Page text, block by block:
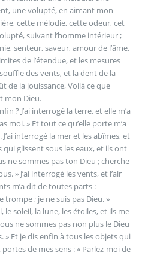
une volupté, en aimant mon
cette mélodie, cette odeur, cet
suivant l’homme intérieur ;
senteur, saveur, amour de l’âme,
de l’étendue, et les mesures
des vents, et la dent de la
de la jouissance, Voilà ce que
mon Dieu.
? J’ai interrogé la terre, et elle m’a
moi. » Et tout ce qu’elle porte m’a
interrogé la mer et les abîmes, et
qui glissent sous les eaux, et ils ont
ne sommes pas ton Dieu ; cherche
» J’ai interrogé les vents, et l’air
m’a dit de toutes parts :
trompe ; je ne suis pas Dieu. »
le soleil, la lune, les étoiles, et ils me
ne sommes pas non plus le Dieu
» Et je dis enfin à tous les objets qui
de mes sens : « Parlez-moi de